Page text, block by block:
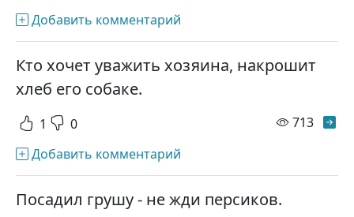
Добавить комментарий
Кто хочет уважить хозяина, накрошит
хлеб его собаке.
1 0 713
Добавить комментарий
Посадил грушу - не жди персиков.